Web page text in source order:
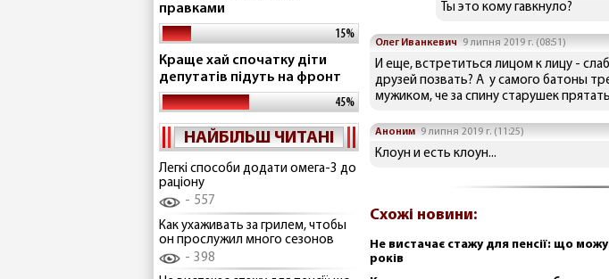
правками
15%
Краще хай спочатку діти
депутатів підуть на фронт
45%
НАЙБІЛЬШ ЧИТАНІ
Легкі способи додати омега-3 до
раціону
557
Как ухаживать за грилем, чтобы
он прослужил много сезонов
398
Ты это кому гавкнуло?
Олег Иванкевич 9 липня 2019 г. (08:51)
И еще, встретиться лицом к лицу -
друзей позвать? А у самого батоны
мужиком, че за спину старушек
Аноним 9 липня 2019 г. (11:25)
Клоун и есть клоун...
Схожі новини:
Не вистачає стажу для пенсії: що
років